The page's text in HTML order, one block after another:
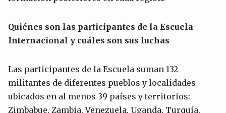
Quiénes son las participantes de la Escuela
Internacional y cuáles son sus luchas
Las participantes de la Escuela suman 132
militantes de diferentes pueblos y localidades
ubicados en al menos 39 países y territorios:
Zimbabue, Zambia, Venezuela, Uganda, Turquía,